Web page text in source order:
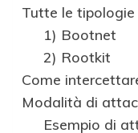
Tutte le
1) Bootnet
2) Rootkit
Come
Modalità di
Esempio di